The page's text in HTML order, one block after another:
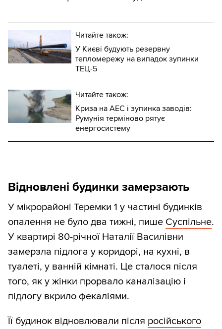
Читайте також:
У Києві будують ️резервну
тепломережу на випадок зупинки
ТЕЦ-5
Читайте також:
Криза на АЕС і зупинка заводів:
Румунія терміново рятує
енергосистему
Відновлені будинки замерзають
У мікрорайоні Теремки 1 у частині будинків
опалення не було два тижні, пише Суспільне.
У квартирі 80-річної Наталії Василівни
замерзла підлога у коридорі, на кухні, в
туалеті, у ванній кімнаті. Це сталося після
того, як у жінки прорвало каналізацію і
підлогу вкрило фекаліями.
Її будинок відновлювали після російського